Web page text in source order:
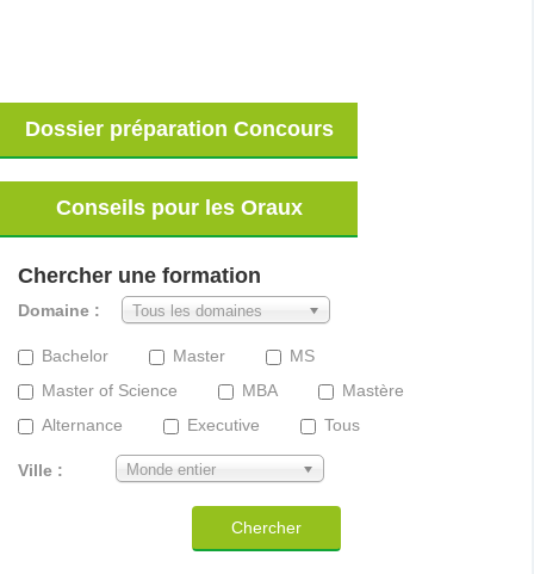
Dossier préparation Concours
Conseils pour les Oraux
Chercher une formation
Domaine : Tous les domaines
Bachelor Master
MS
Master of Science
MBA
Mastère
Alternance
Executive Tous
Ville : Monde entier
Chercher